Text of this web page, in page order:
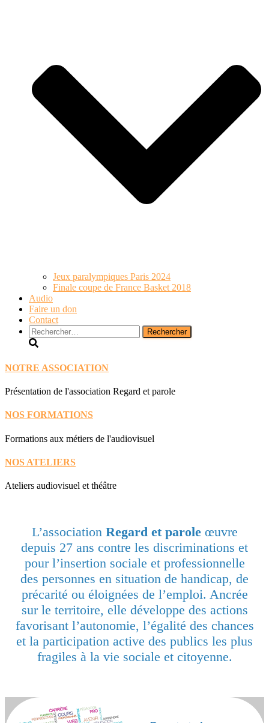
Jeux paralympiques Paris 2024
Finale coupe de France Basket 2018
Audio
Faire un don
Contact
Rechercher :
NOTRE ASSOCIATION
Présentation de l'association Regard et parole
NOS FORMATIONS
Formations aux métiers de l'audiovisuel
NOS ATELIERS
Ateliers audiovisuel et théâtre
L’association Regard et paroleœuvre
depuis 27 ans contre les discriminations et
pour l’insertion sociale et professionnelle
des personnes en situation de handicap, de
précarité ou éloignées de l’emploi. Ancrée
sur le territoire, elle développe des actions
favorisant l’autonomie, l’égalité des chances
et la participation active des publics les plus
fragiles à la vie sociale et citoyenne.